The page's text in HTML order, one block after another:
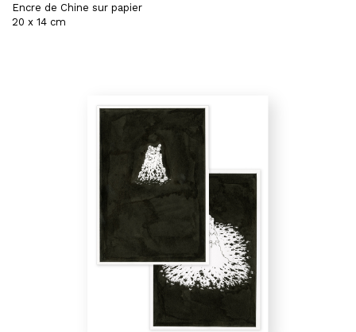
Encre de Chine sur papier
20 x 14 cm